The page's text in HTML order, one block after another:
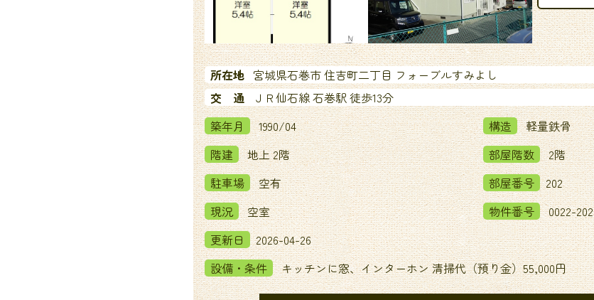
所在地 宮城県石巻市 住吉町二丁目 フォーブルすみよし
交 通
ＪＲ仙石線 石巻駅 徒歩13分
築年月
1990/04 構造
軽量鉄骨
階建
地上 2階 部屋階数
2階
駐車場
空有 部屋番号
202
現況
空室 物件番号
0022-202
更新日
2026-04-26
設備・条件
キッチンに窓、インターホン 清掃代（預り金）55,000円